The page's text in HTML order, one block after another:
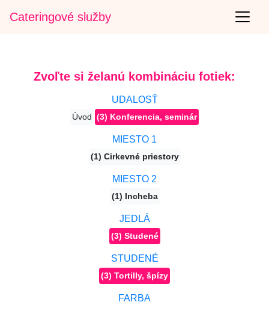
Cateringové služby
Zvoľte si želanú kombináciu fotiek:
UDALOSŤ
Úvod (3) Konferencia, seminár
MIESTO 1
(1) Cirkevné priestory
MIESTO 2
(1) Incheba
JEDLÁ
(3) Studené
STUDENÉ
(3) Tortilly, špízy
FARBA